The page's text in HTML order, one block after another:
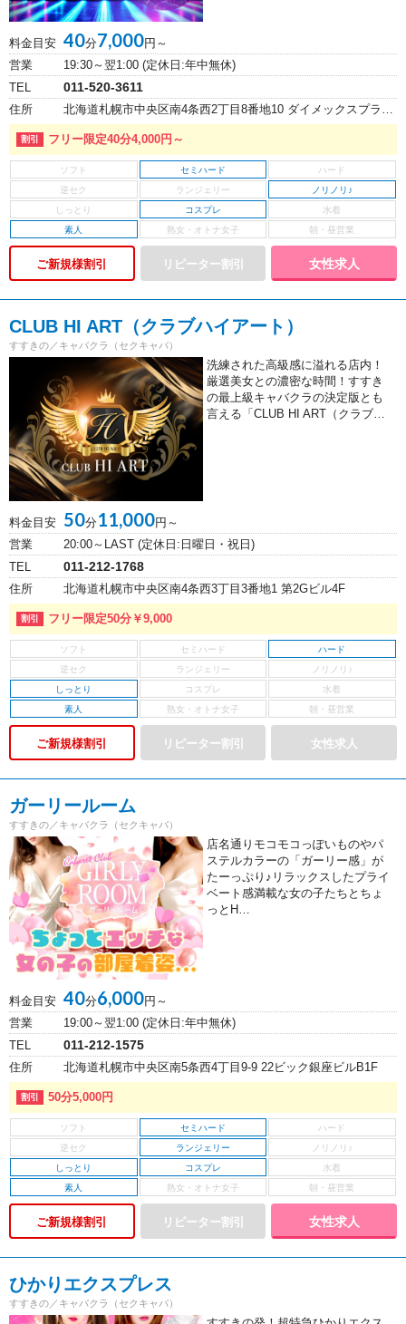
料金目安 40分7,000円～
営業
19:30～翌1:00 (定休日:年中無休)
TEL
011-520-3611
住所 北海道札幌市中央区南4条西2丁目8番地10 ダイメックスプラザ5番館 6階
フリー限定40分4,000円～
セミハード
ノリノリ♪
コスプレ
素人
ご新規様割引 女性求人
CLUB HI ART（クラブハイアート）
すすきの／キャバクラ（セクキャバ）
洗練された高級感に溢れる店内！
厳選美女との濃密な時間！すすき
の最上級キャバクラの決定版とも
言える「CLUB HI ART（クラブ…
料金目安 50分11,000円～
営業
20:00～LAST (定休日:日曜日・祝日)
TEL
011-212-1768
住所 北海道札幌市中央区南4条西3丁目3番地1 第2Gビル4F
フリー限定50分￥9,000
ハード
しっとり
素人
ご新規様割引
ガーリールーム
すすきの／キャバクラ（セクキャバ）
店名通りモコモコっぽいものやパ
ステルカラーの「ガーリー感」が
たーっぷり♪リラックスしたプライ
ベート感満載な女の子たちとちょ
っとH…
料金目安 40分6,000円～
営業
19:00～翌1:00 (定休日:年中無休)
TEL
011-212-1575
住所 北海道札幌市中央区南5条西4丁目9-9 22ビック銀座ビルB1F
50分5,000円
セミハード
ランジェリー
しっとり
コスプレ
素人
ご新規様割引 女性求人
ひかりエクスプレス
すすきの／キャバクラ（セクキャバ）